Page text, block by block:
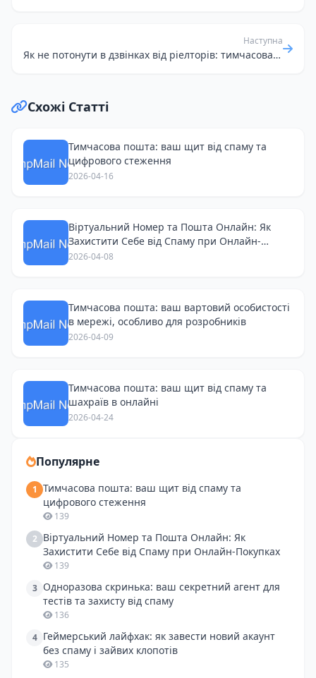
Наступна
Як не потонути в дзвінках від ріелторів: тимчасова пошта для пошуку житла
Схожі Статті
Тимчасова пошта: ваш щит від спаму та
цифрового стеження
2026-04-16
Віртуальний Номер та Пошта Онлайн: Як
Захистити Себе від Спаму при Онлайн-
Покупках
2026-04-08
Тимчасова пошта: ваш вартовий особистості
в мережі, особливо для розробників
2026-04-09
Тимчасова пошта: ваш щит від спаму та
шахраїв в онлайні
2026-04-24
Популярне
1 Тимчасова пошта: ваш щит від спаму та
цифрового стеження
139
2 Віртуальний Номер та Пошта Онлайн: Як
Захистити Себе від Спаму при Онлайн-Покупках
139
3 Одноразова скринька: ваш секретний агент для
тестів та захисту від спаму
136
4 Геймерський лайфхак: як завести новий акаунт
без спаму і зайвих клопотів
135